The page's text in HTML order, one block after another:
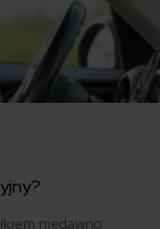
niedawno